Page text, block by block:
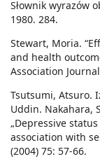
Słownik wyrazów
1980. 284.
Stewart, Moria.
and health
Association
Tsutsumi, Atsuro.
Uddin. Nakahara,
„Depressive
association with
(2004) 75: 57-66.